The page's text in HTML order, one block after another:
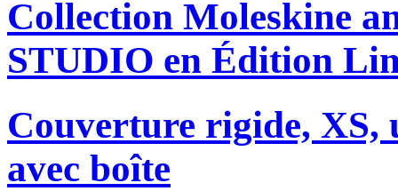
Collection Moleskine
STUDIO en Édition
Couverture rigide, XS,
avec boîte